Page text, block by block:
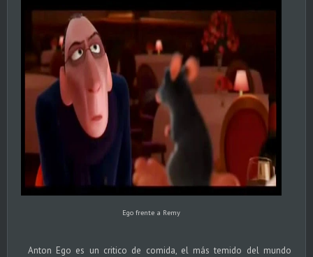
Ego frente a Remy
Anton Ego es un critico de comida, el más temido del mundo